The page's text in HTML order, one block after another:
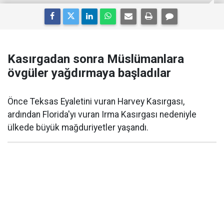
Kasırgadan sonra Müslümanlara
övgüler yağdırmaya başladılar
Önce Teksas Eyaletini vuran Harvey Kasırgası,
ardından Florida'yı vuran Irma Kasırgası nedeniyle
ülkede büyük mağduriyetler yaşandı.